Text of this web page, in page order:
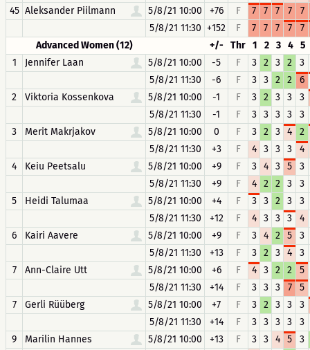
45 Aleksander Piilmann 5/8/21 10:00 +76 F 7 7 7 7
7
5/8/21 11:30 +152 F 7 7 7 7
7
Advanced Women (12)
+/- Thr 1 2 3 4 5
1
Jennifer Laan 5/8/21 10:00 -5 F 3 2 3 2
3
5/8/21 11:30
-6 F 3 3 2 2
6
2
Viktoria Kossenkova 5/8/21 10:00 -1 F 3 2 3 3
3
5/8/21 11:30
-1 F 3 3 3 3
3
3
Merit Makrjakov 5/8/21 10:00 0 F 3 2 3 4
2
5/8/21 11:30
+3 F 4 3 3 3
4
4
Keiu Peetsalu 5/8/21 10:00 +9 F 3 4 3 5
3
5/8/21 11:30
+9 F 4 2 2 3
3
5
Heidi Talumaa 5/8/21 10:00 +4 F 3 3 2 3
3
5/8/21 11:30
+12 F 4 3 3 3
4
6
Kairi Aavere 5/8/21 10:00 +9 F 3 4 2 5
3
5/8/21 11:30
+13 F 3 2 3 4
3
7
Ann-Claire Utt 5/8/21 10:00 +6 F 4 3 2 2
5
5/8/21 11:30
+14 F 3 3 3 7
5
7
Gerli Rüüberg 5/8/21 10:00 +7 F 3 2 3 3
3
5/8/21 11:30
+14 F 3 3 3 3
3
9
Marilin Hannes 5/8/21 10:00 +13 F 3 3 4 5
3